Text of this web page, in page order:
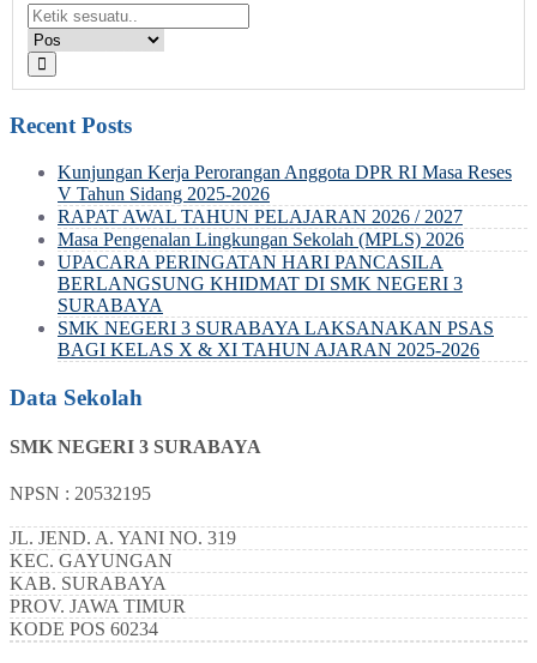
Recent Posts
Kunjungan Kerja Perorangan Anggota DPR RI Masa Reses
V Tahun Sidang 2025-2026
RAPAT AWAL TAHUN PELAJARAN 2026 / 2027
Masa Pengenalan Lingkungan Sekolah (MPLS) 2026
UPACARA PERINGATAN HARI PANCASILA
BERLANGSUNG KHIDMAT DI SMK NEGERI 3
SURABAYA
SMK NEGERI 3 SURABAYA LAKSANAKAN PSAS
BAGI KELAS X & XI TAHUN AJARAN 2025-2026
Data Sekolah
SMK NEGERI 3 SURABAYA
NPSN : 20532195
JL. JEND. A. YANI NO. 319
KEC. GAYUNGAN
KAB. SURABAYA
PROV. JAWA TIMUR
KODE POS 60234